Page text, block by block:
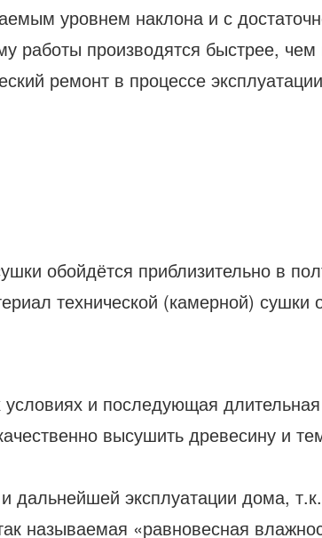
уровнем наклона и с
работы производятся быстрее,
ремонт в процессе
обойдётся приблизительно в
технической (камерной) сушки
и последующая
высушить древесину и
дальнейшей эксплуатации дома,
называемая «равновесная